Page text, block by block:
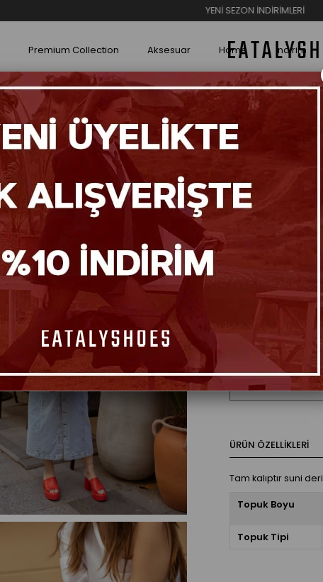
YENİ SEZON İNDİRİMLERİ
Premium Collection Aksesuar Home İndirim
202-43 Nar
₺505,89
37
ÜRÜN ÖZELLIKLERI
Tam kalıptır suni
Topuk Boyu
Topuk Tipi